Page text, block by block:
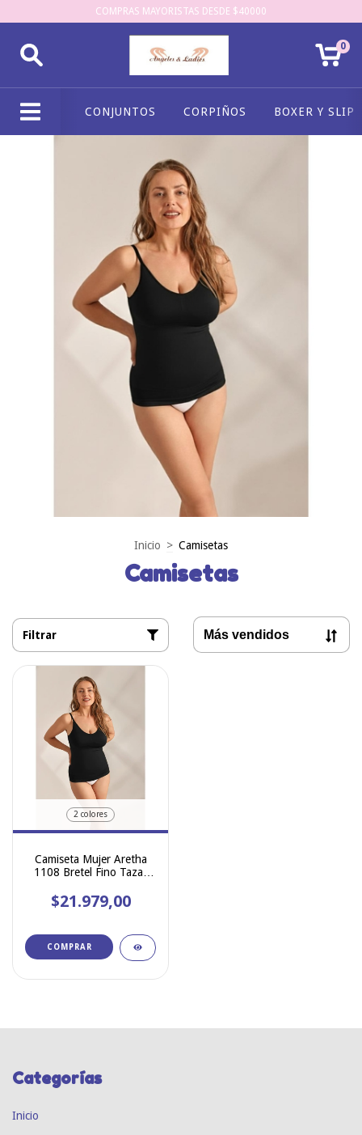
COMPRAS MAYORISTAS DESDE $40000
0
CONJUNTOS CORPIÑOS BOXER Y SLIP
Inicio > Camisetas
Camisetas
Filtrar
2 colores
Camiseta Mujer Aretha
1108 Bretel Fino Tazas
$21.979,00
COMPRAR
Categorías
Inicio